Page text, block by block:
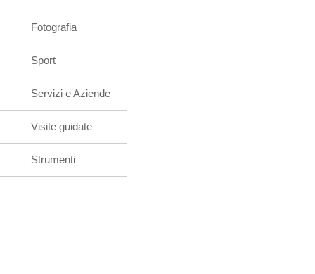
Fotografia
Sport
Servizi e Aziende
Visite guidate
Strumenti